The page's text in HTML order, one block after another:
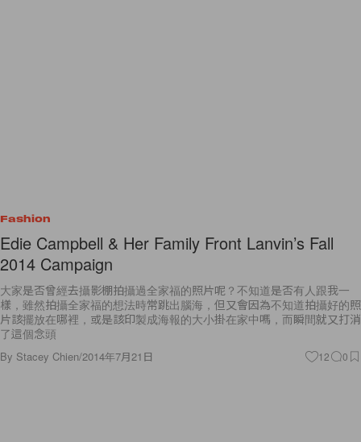
Fashion
Edie Campbell & Her Family Front Lanvin’s Fall
2014 Campaign
大家是否曾經去攝影棚拍攝過全家福的照片呢？不知道是否有人跟我一
樣，雖然拍攝全家福的想法時常跳出腦海，但又會因為不知道拍攝好的照
片該擺放在哪裡，或是該印製成海報的大小掛在家中嗎，而瞬間就又打消
了這個念頭
By Stacey Chien/2014年7月21日 12 0